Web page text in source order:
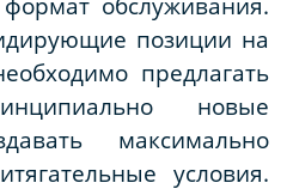
позиции на
предлагать
новые
максимально
условия.